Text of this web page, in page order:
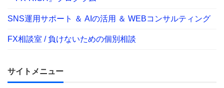
SNS運用サポート ＆ AIの活用 ＆ WEBコンサルティング
FX相談室 / 負けないための個別相談
サイトメニュー